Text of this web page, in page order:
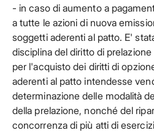
- in caso di aumento a
a tutte le azioni di nuova
soggetti aderenti al patto. E'
disciplina del diritto di
per l'acquisto dei diritti di
aderenti al patto intendesse
determinazione delle modalità
della prelazione, nonché del
concorrenza di più atti di